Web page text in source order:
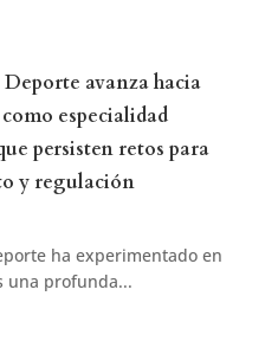
avanza hacia
especialidad
persisten retos para
y regulación
ha experimentado en
una profunda...